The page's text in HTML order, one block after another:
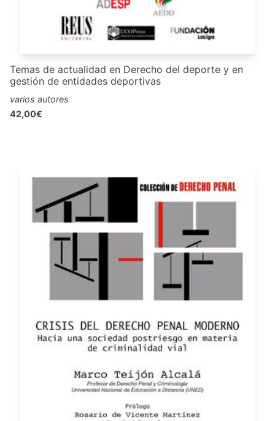
Temas de actualidad en Derecho del deporte y en
gestión de entidades deportivas
varios autores
42,00€